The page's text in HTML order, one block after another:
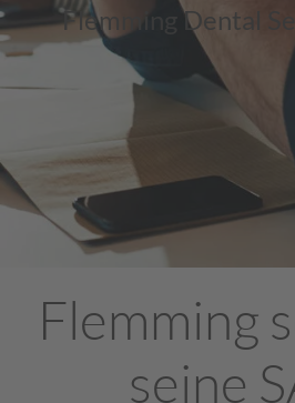
Flemming Dental
Flemming
seine